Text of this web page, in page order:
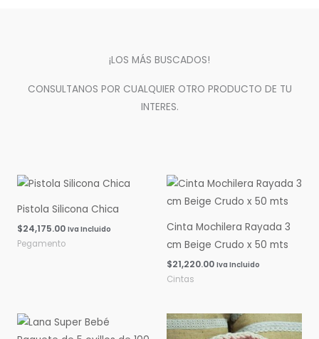
¡LOS MÁS BUSCADOS!
CONSULTANOS POR CUALQUIER OTRO PRODUCTO DE TU
INTERES.
Pistola Silicona Chica
$24,175.00 Iva Incluido
Pegamento
Cinta Mochilera Rayada 3
cm Beige Crudo x 50 mts
$21,220.00 Iva Incluido
Cintas
Rango
de
Rango
de